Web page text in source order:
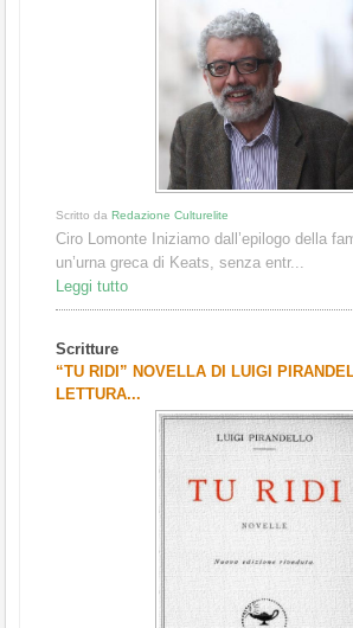
Scritto da Redazione Culturelite
Ciro Lomonte Iniziamo dall’epilogo della
un’urna greca di Keats, senza entr...
Leggi tutto
Scritture
“TU RIDI” NOVELLA DI LUIGI
LETTURA...